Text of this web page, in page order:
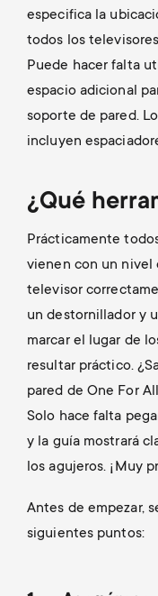
especifica la
todos los
Puede hacer falta
espacio adicional
soporte de pared.
incluyen
¿Qué
Prácticamente
vienen con un nivel
televisor
un destornillador y
marcar el lugar de
resultar práctico.
pared de One For
Solo hace falta
y la guía mostrará
los agujeros. ¡Muy
Antes de empezar,
siguientes puntos: